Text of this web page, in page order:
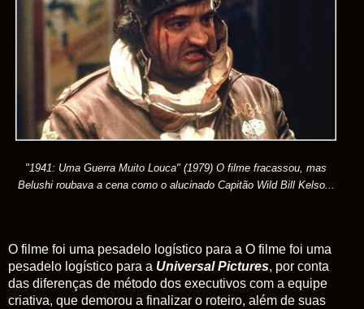
"1941: Uma Guerra Muito Louca" (1979) O filme fracassou, mas
Belushi roubava a cena como o alucinado Capitão Wild Bill Kelso...
O filme foi uma pesadelo logístico para a O filme foi uma
pesadelo logístico para a Universal Pictures, por conta
das diferenças de método dos executivos com a equipe
criativa, que demorou a finalizar o roteiro, além de suas